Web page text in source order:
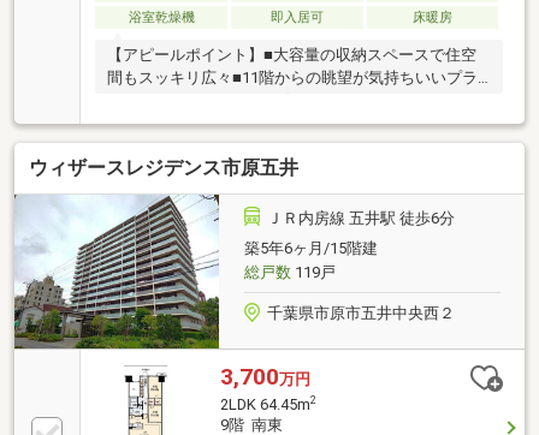
浴室乾燥機
即入居可 床暖房
【アピールポイント】■大容量の収納スペースで住空
間もスッキリ広々■11階からの眺望が気持ちいいプラ
ジオ、ランドリールーム、カフェラウンジなどの充実
の共有施設■宅配ボックス付きでご不在時も安心です■
室内キレイな状態です。リフォームのご相談も可能で
すので、お気軽にご相談ください！■24時間ゴミ出し
可能【周辺環境】■市原市立八幡小学校 徒歩約16分■
市原市立八幡中学校 徒歩約21分■ローソン 市原八幡
店 徒歩約650分■スーパーセンタートライアル 八幡宿
店 徒歩約3分■桜保育園 徒歩約7分
ウィザースレジデンス市原五井
ＪＲ内房線 五井駅 徒歩6分
築5年6ヶ月/15階建
総戸数119戸
千葉県市原市五井中央西２
3,700万円
2LDK 64.45m2
9階 南東